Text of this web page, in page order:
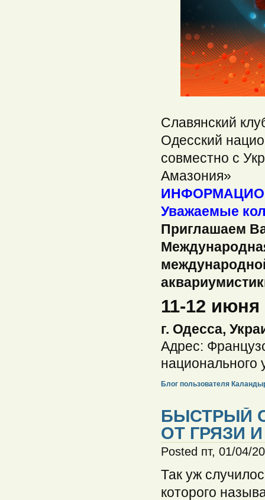
Славянский
Одесский
совместно с
Амазония»
Уважаемые
Приглашаем
11-12 июня
г. Одесса,
Адрес:
национального
Блог пользователя
БЫСТРЫЙ
ОТ ГРЯЗИ
Posted пт, 01/04/
Так уж
которого